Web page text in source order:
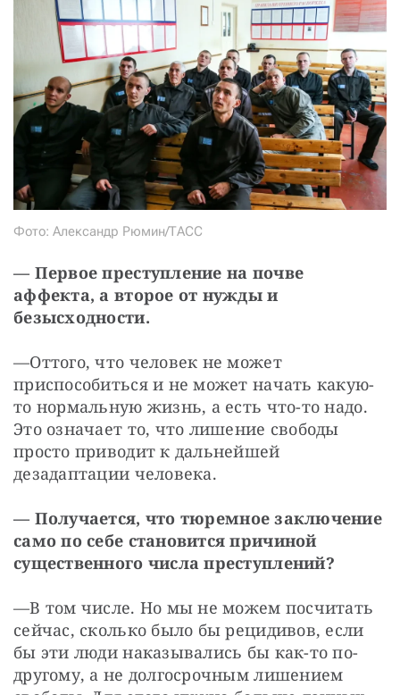
Фото: Александр Рюмин/ТАСС
— Первое преступление на почве
аффекта, а второе от нужды и
безысходности.
—Оттого, что человек не может
приспособиться и не может начать какую-
то нормальную жизнь, а есть что-то надо.
Это означает то, что лишение свободы
просто приводит к дальнейшей
дезадаптации человека.
— Получается, что тюремное заключение
само по себе становится причиной
существенного числа преступлений?
—В том числе. Но мы не можем посчитать
сейчас, сколько было бы рецидивов, если
бы эти люди наказывались бы как-то по-
другому, а не долгосрочным лишением